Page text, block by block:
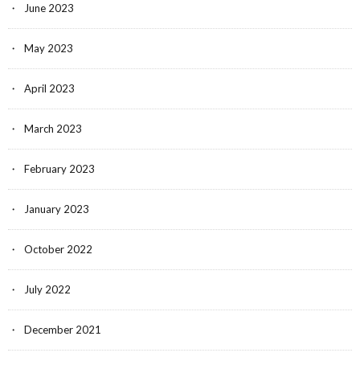
June 2023
May 2023
April 2023
March 2023
February 2023
January 2023
October 2022
July 2022
December 2021